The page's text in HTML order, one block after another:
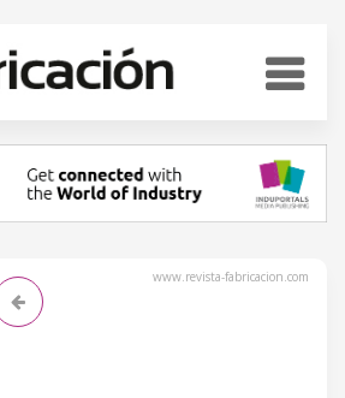
www.revista-fabricacion.com